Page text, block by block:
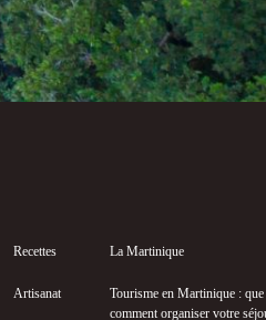
Recettes
Artisanat
La Martinique
Tourisme en Martinique :
comment organiser votre